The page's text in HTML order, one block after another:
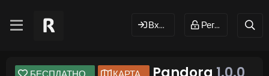
Вход Регистрация